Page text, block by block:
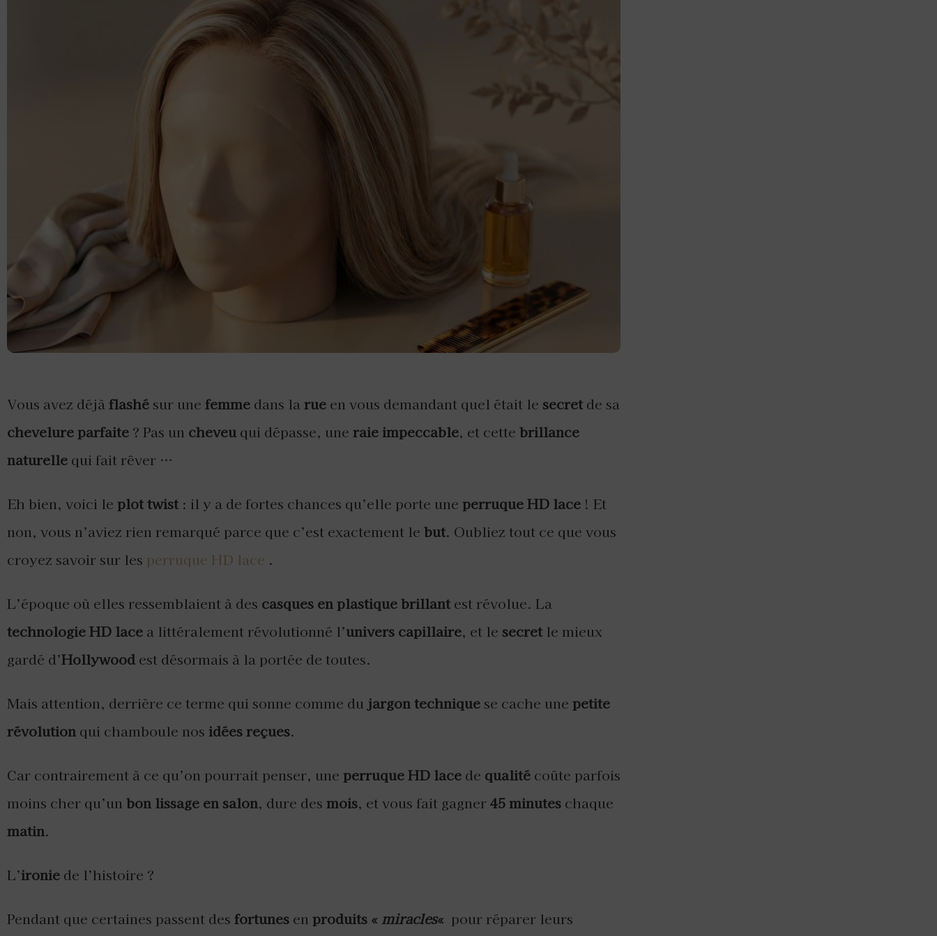
Vous avez déjà flashésur une femme dans la rue en vous demandant quel était le secret de sa
chevelure parfaite ? Pas un cheveu qui dépasse, une raie impeccable, et cette brillance
naturelle qui fait rêver …
Eh bien, voici le plot twist : il y a de fortes chances qu’elle porte une perruque HD lace ! Et
non, vous n’aviez rien remarqué parce que c’est exactement le but. Oubliez tout ce que vous
croyez savoir sur les perruque HD lace .
L’époque où elles ressemblaient à des casques en plastique brillant est révolue. La
technologie HD lace a littéralement révolutionné l’univers capillaire, et le secret le mieux
gardé d’Hollywood est désormais à la portée de toutes.
Mais attention, derrière ce terme qui sonne comme du jargon techniquese cache une petite
révolution qui chamboule nos idées reçues.
Car contrairement à ce qu’on pourrait penser, une perruque HD lace de qualité coûte parfois
moins cher qu’un bon lissage en salon, dure des mois, et vous fait gagner45 minutes chaque
matin.
L’ironie de l’histoire ?
Pendant que certaines passent des fortunes en produits « miracles« pour réparer leurs